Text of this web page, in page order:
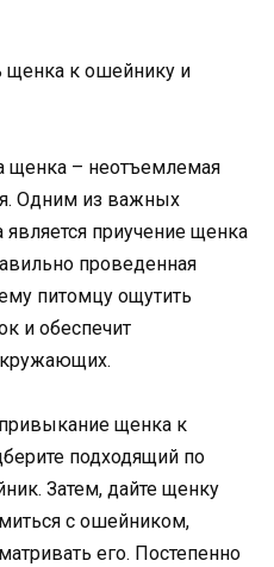
щенка – неотъемлемая
Одним из важных
приучение щенка
проведенная
питомцу ощутить
и обеспечит
щенка к
подходящий по
Затем, дайте щенку
с ошейником,
его. Постепенно